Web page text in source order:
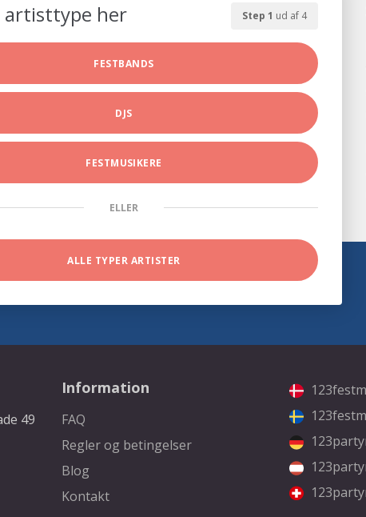
Step 1 ud af 4
her
FESTBANDS
DJS
FESTMUSIKERE
ELLER
ALLE TYPER ARTISTER
49
Information
FAQ
Regler og betingelser
Blog
Kontakt